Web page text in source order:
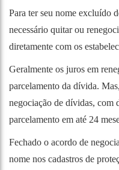
Para ter seu nome excluído
necessário quitar ou
diretamente com os
Geralmente os juros em
parcelamento da dívida.
negociação de dívidas, com
parcelamento em até 24
Fechado o acordo de
nome nos cadastros de